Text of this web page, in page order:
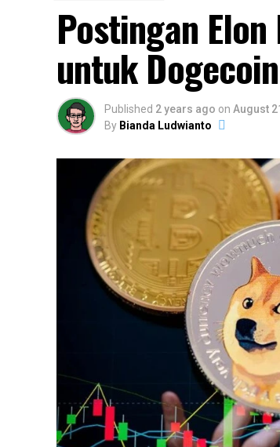
Postingan
untuk Dogecoin
Published 2 years ago on August
By Bianda Ludwianto